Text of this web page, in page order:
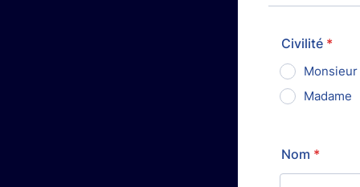
Civilité *
Monsieur
Madame
Nom *